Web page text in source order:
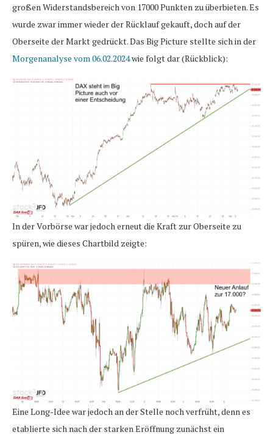
großen Widerstandsbereich von 17000 Punkten zu überbieten. Es
wurde zwar immer wieder der Rücklauf gekauft, doch auf der
Oberseite der Markt gedrückt. Das Big Picture stellte sich in der
Morgenanalyse vom 06.02.2024wie folgt dar (Rückblick):
In der Vorbörse war jedoch erneut die Kraft zur Oberseite zu
spüren, wie dieses Chartbild zeigte:
Eine Long-Idee war jedoch an der Stelle noch verfrüht, denn es
etablierte sich nach der starken Eröffnung zunächst ein